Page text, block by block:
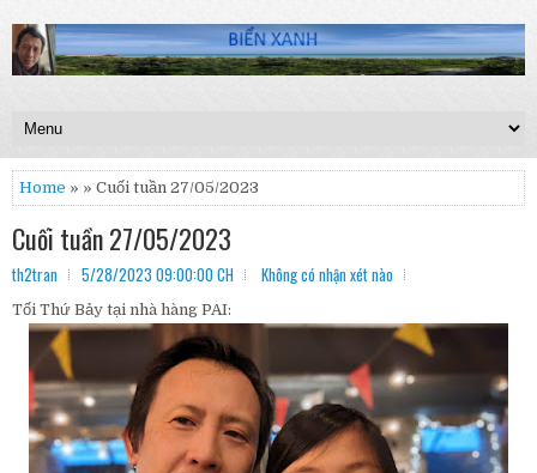
Home » » Cuối tuần 27/05/2023
Cuối tuần 27/05/2023
th2tran 5/28/2023 09:00:00 CH Không có nhận xét nào
Tối Thứ Bảy tại nhà hàng PAI: